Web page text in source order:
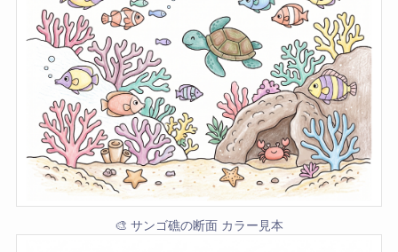
🎨 サンゴ礁の断面 カラー見本